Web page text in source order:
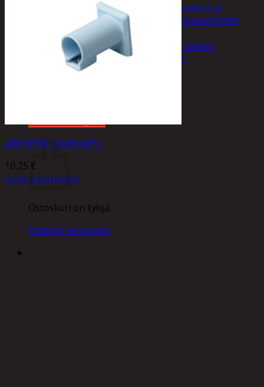
Suojalasit ja
kuulosuojaimet
Elintarvikkeet
Keksit ja piparit
Mausteet
Ostoskori
Ostoskori on tyhjä.
Takaisin kauppaan
ABB NYSÄ 16MM 4KPL
10,25 €
Lisää ostoskoriin